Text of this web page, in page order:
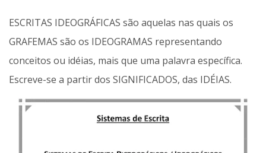
ESCRITAS IDEOGRÁFICAS são aquelas nas quais os
GRAFEMAS são os IDEOGRAMAS representando
conceitos ou idéias, mais que uma palavra específica.
Escreve-se a partir dos SIGNIFICADOS, das IDÉIAS.